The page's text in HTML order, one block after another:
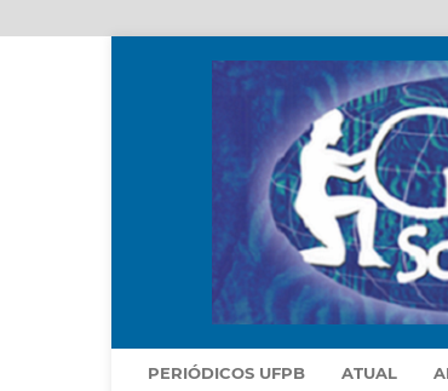
PERIÓDICOS UFPB ATUAL